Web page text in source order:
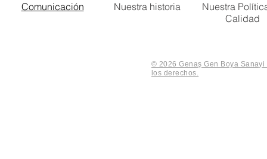
Nuestra historia
Nuestra
Calidad
Comunicación
© 2026 Genaş Gen Boya
los derechos.